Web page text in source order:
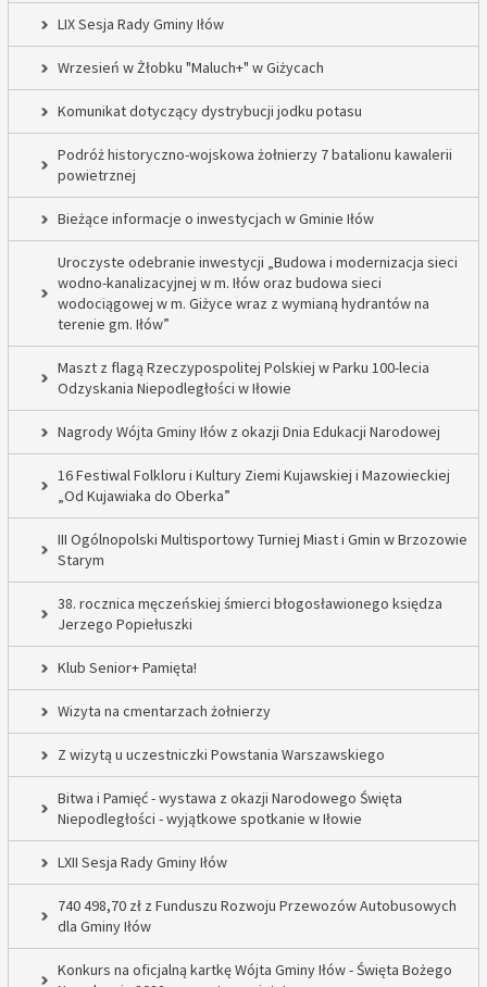
LIX Sesja Rady Gminy Iłów
Wrzesień w Żłobku "Maluch+" w Giżycach
Komunikat dotyczący dystrybucji jodku potasu
Podróż historyczno-wojskowa żołnierzy 7 batalionu kawalerii
powietrznej
Bieżące informacje o inwestycjach w Gminie Iłów
Uroczyste odebranie inwestycji „Budowa i modernizacja sieci
wodno-kanalizacyjnej w m. Iłów oraz budowa sieci
wodociągowej w m. Giżyce wraz z wymianą hydrantów na
terenie gm. Iłów”
Maszt z flagą Rzeczypospolitej Polskiej w Parku 100-lecia
Odzyskania Niepodległości w Iłowie
Nagrody Wójta Gminy Iłów z okazji Dnia Edukacji Narodowej
16 Festiwal Folkloru i Kultury Ziemi Kujawskiej i Mazowieckiej
„Od Kujawiaka do Oberka”
III Ogólnopolski Multisportowy Turniej Miast i Gmin w Brzozowie
Starym
38. rocznica męczeńskiej śmierci błogosławionego księdza
Jerzego Popiełuszki
Klub Senior+ Pamięta!
Wizyta na cmentarzach żołnierzy
Z wizytą u uczestniczki Powstania Warszawskiego
Bitwa i Pamięć - wystawa z okazji Narodowego Święta
Niepodległości - wyjątkowe spotkanie w Iłowie
LXII Sesja Rady Gminy Iłów
740 498,70 zł z Funduszu Rozwoju Przewozów Autobusowych
dla Gminy Iłów
Konkurs na oficjalną kartkę Wójta Gminy Iłów - Święta Bożego